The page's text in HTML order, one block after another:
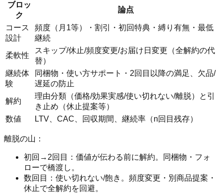
ブロッ
ク
論点
コース
設計
頻度（月1等）・割引・初回特典・縛り有無・最低
継続
柔軟性
スキップ/休止/頻度変更/お届け日変更（全解約の代
替）
継続体
験
同梱物・使い方サポート・2回目以降の満足、欠品/
遅延の防止
解約
理由分類（価格/効果実感/使い切れない/離脱）と引
き止め（休止提案等）
数値
LTV、CAC、回収期間、継続率（n回目残存）
離脱の山：
初回→2回目：価値が伝わる前に解約。同梱物・フォ
ローで橋渡し。
数回目：使い切れない/飽き。頻度変更・別商品提案・
休止で全解約を回避。